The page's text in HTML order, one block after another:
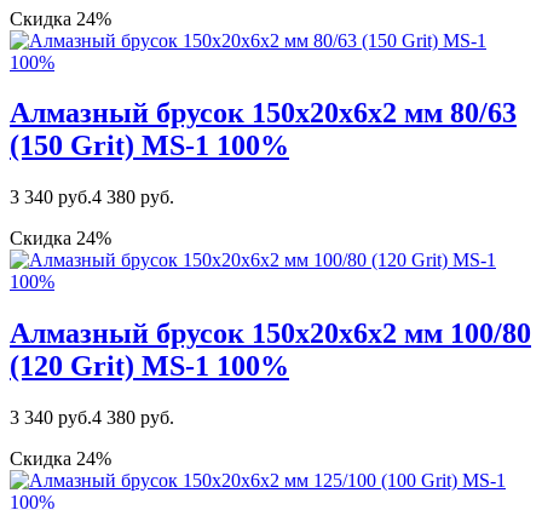
Скидка 24%
Алмазный брусок 150х20х6х2 мм 80/63
(150 Grit) MS-1 100%
3 340 руб.4 380 руб.
Скидка 24%
Алмазный брусок 150х20х6х2 мм 100/80
(120 Grit) MS-1 100%
3 340 руб.4 380 руб.
Скидка 24%